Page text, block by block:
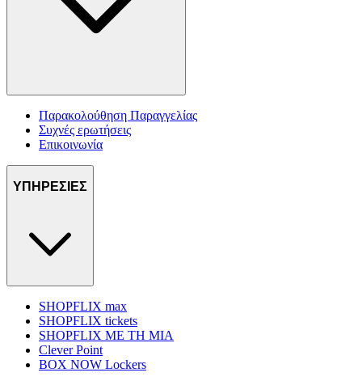
Παρακολούθηση Παραγγελίας
Συχνές ερωτήσεις
Επικοινωνία
ΥΠΗΡΕΣΙΕΣ
SHOPFLIX max
SHOPFLIX tickets
SHOPFLIX ΜΕ ΤΗ ΜΙΑ
Clever Point
BOX NOW Lockers